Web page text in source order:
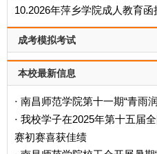
10.2026年萍乡学院成人教育
成考模拟考试
本校最新信息
· 南昌师范学院第十一期“青雨
· 我校学子在2025年第十五届
赛初赛喜获佳绩